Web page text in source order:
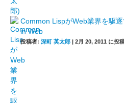
Common LispがWeb業界を駆
in Web
投稿者: 深町 英太郎 2月 20, 2011 に投